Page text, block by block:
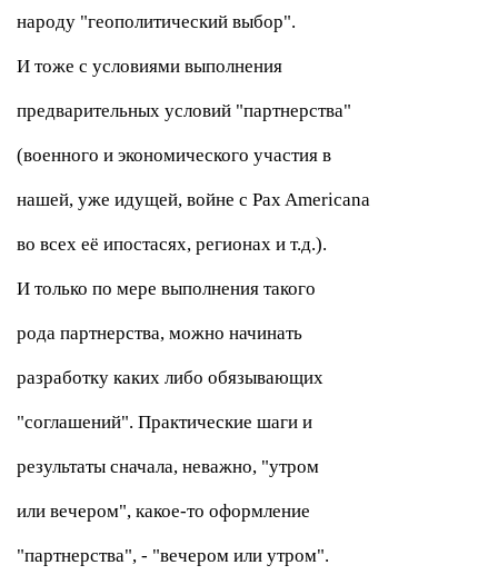
народу "геополитический выбор".
И тоже с условиями выполнения
предварительных условий "партнерства"
(военного и экономического участия в
нашей, уже идущей, войне с Pax Americana
во всех её ипостасях, регионах и т.д.).
И только по мере выполнения такого
рода партнерства, можно начинать
разработку каких либо обязывающих
"соглашений". Практические шаги и
результаты сначала, неважно, "утром
или вечером", какое-то оформление
"партнерства", - "вечером или утром".